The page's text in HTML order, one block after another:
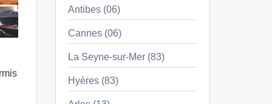
Antibes (06)
Cannes (06)
La Seyne-sur-Mer (83)
Hyères (83)